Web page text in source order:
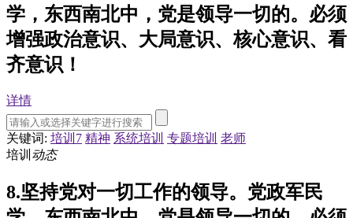
学，东西南北中，党是领导一切的。必须
增强政治意识、大局意识、核心意识、看
齐意识！
详情
关键词: 培训7 精神 系统培训 专题培训 老师
培训 动态
8.坚持党对一切工作的领导。党政军民